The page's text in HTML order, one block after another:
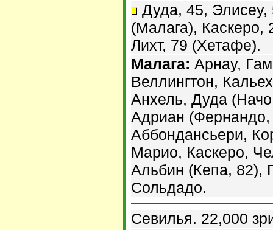
Дуда, 45,
(Малага), Каскеро,
Лихт, 79 (Хетафе).
Малага: Арнау,
Веллингтон,
Анхель, Дуда
Адриан
Аббондансьери,
Марио, Каскеро,
Альбин (Кепа, 82),
Сольдадо.
Севилья. 22,000